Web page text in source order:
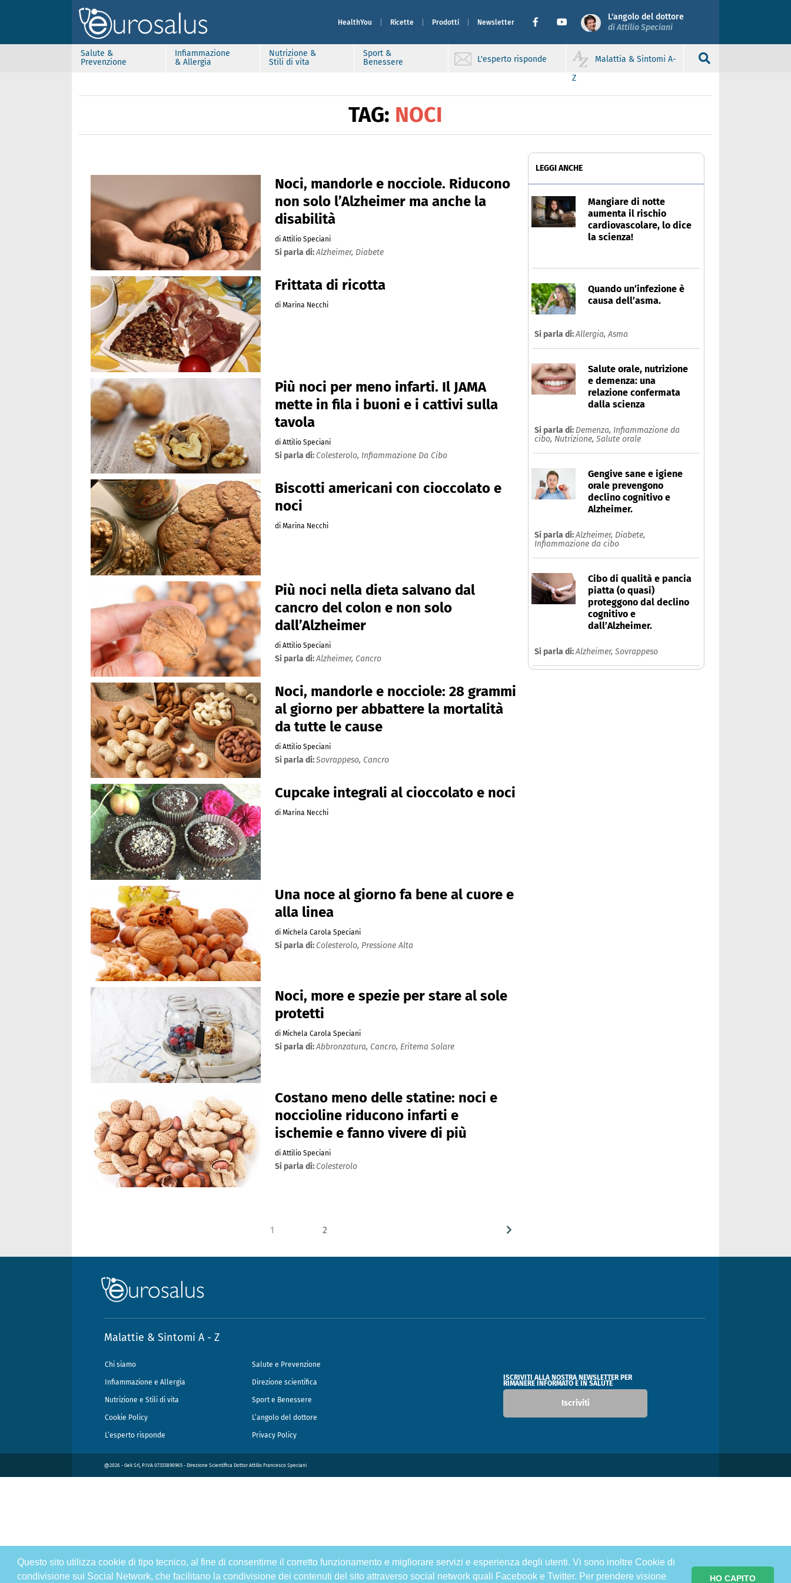
Questo sito utilizza cookie di tipo tecnico, al fine di consentirne il corretto funzionamento e migliorare servizi e esperienza degli utenti. Vi sono inoltre Cookie di
condivisione sui Social Network, che facilitano la condivisione dei contenuti del sito attraverso social network quali Facebook e Twitter. Per prendere visione
HO CAPITO
HealthYou Ricette Prodotti Newsletter
L'angolo del dottore
di Attilio Speciani
Salute &
Prevenzione
Infiammazione
& Allergia
Nutrizione &
Stili di vita
Sport &
Benessere
L'esperto risponde
Malattia & Sintomi A-
Z
TAG: NOCI
Noci, mandorle e nocciole. Riducono
non solo l’Alzheimer ma anche la
disabilità
di Attilio Speciani
Si parla di:Alzheimer, Diabete
Frittata di ricotta
di Marina Necchi
Più noci per meno infarti. Il JAMA
mette in fila i buoni e i cattivi sulla
tavola
di Attilio Speciani
Si parla di: Colesterolo, Infiammazione Da Cibo
Biscotti americani con cioccolato e
noci
di Marina Necchi
Più noci nella dieta salvano dal
cancro del colon e non solo
dall’Alzheimer
di Attilio Speciani
Si parla di:Alzheimer, Cancro
Noci, mandorle e nocciole: 28 grammi
al giorno per abbattere la mortalità
da tutte le cause
di Attilio Speciani
Si parla di:Sovrappeso, Cancro
Cupcake integrali al cioccolato e noci
di Marina Necchi
Una noce al giorno fa bene al cuore e
alla linea
di Michela Carola Speciani
Si parla di: Colesterolo, Pressione Alta
Noci, more e spezie per stare al sole
protetti
di Michela Carola Speciani
Si parla di:Abbronzatura, Cancro, Eritema Solare
Costano meno delle statine: noci e
noccioline riducono infarti e
ischemie e fanno vivere di più
di Attilio Speciani
Si parla di: Colesterolo
1 2
LEGGI ANCHE
Mangiare di notte
aumenta il rischio
cardiovascolare, lo dice
la scienza!
Quando un’infezione è
causa dell’asma.
Si parla di:Allergia,Asma
Salute orale, nutrizione
e demenza: una
relazione confermata
dalla scienza
Si parla di: Demenza, Infiammazione da
cibo, Nutrizione, Salute orale
Gengive sane e igiene
orale prevengono
declino cognitivo e
Alzheimer.
Si parla di:Alzheimer, Diabete,
Infiammazione da cibo
Cibo di qualità e pancia
piatta (o quasi)
proteggono dal declino
cognitivo e
dall’Alzheimer.
Si parla di:Alzheimer, Sovrappeso
Malattie & Sintomi A - Z
Chi siamo Salute e Prevenzione
Infiammazione e Allergia Direzione scientifica
Nutrizione e Stili di vita Sport e Benessere
Cookie Policy L’angolo del dottore
L’esperto risponde Privacy Policy
ISCRIVITI ALLA NOSTRA NEWSLETTER PER
RIMANERE INFORMATO E IN SALUTE
Iscriviti
@2026 - Gek Srl, P.IVA 07333890965 - Direzione Scientifica Dottor Attilio Francesco Speciani